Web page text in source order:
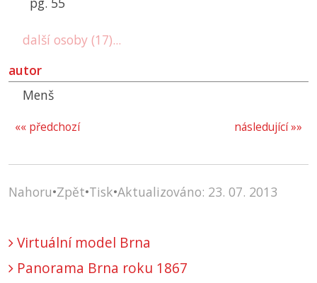
další osoby (17)...
autor
Menš
následující »»
«« předchozí
Nahoru•Zpět•Tisk•Aktualizováno: 23. 07. 2013
Virtuální model Brna
Panorama Brna roku 1867